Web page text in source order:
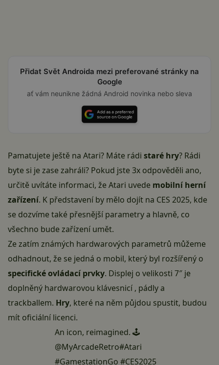
Přidat Svět Androida mezi preferované stránky na
Google
ať vám neunikne žádná Android novinka nebo sleva
Pamatujete ještě na Atari? Máte rádi staré hry? Rádi
byte si je zase zahráli? Pokud jste 3x odpověděli ano,
určitě uvítáte informaci, že Atari uvede mobilní herní
zařízení. K představení by mělo dojít na CES 2025, kde
se dozvíme také přesnější parametry a hlavně, co
všechno bude zařízení umět.
Ze zatím známých hardwarových parametrů můžeme
odhadnout, že se jedná o mobil, který byl rozšířený o
specifické ovládací prvky. Displej o velikosti 7″ je
doplněný hardwarovou klávesnicí , pádly a
trackballem. Hry, které na něm půjdou spustit, budou
mít oficiální licenci.
An icon, reimagined. 🕹️
@MyArcadeRetro#Atari
#GamestationGo #CES2025